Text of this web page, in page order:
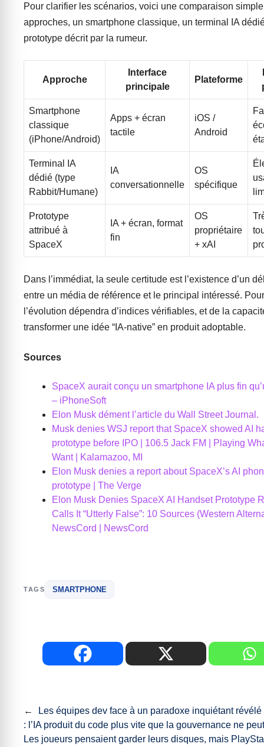
Pour clarifier les scénarios, voici une comparaison
approches, un smartphone classique, un terminal IA
prototype décrit par la rumeur.
Approche
Interface
principale
Plateforme
Smartphone
classique
(iPhone/Android)
Apps + écran
tactile
iOS /
Android
Terminal IA
dédié (type
Rabbit/Humane)
IA
conversationnelle
OS
spécifique
Prototype
attribué à
SpaceX
IA + écran, format
fin
OS
propriétaire
+ xAI
Dans l’immédiat, la seule certitude est l’existence d’un
entre un média de référence et le principal intéressé.
l’évolution dépendra d’indices vérifiables, et de la
transformer une idée “IA-native” en produit adoptable.
Sources
SpaceX aurait conçu un smartphone IA plus fin
– iPhoneSoft
Elon Musk dément l’article du Wall Street Journal.
Musk denies WSJ report that SpaceX showed AI
prototype before IPO | 106.5 Jack FM | Playing
Want | Kalamazoo, MI
Elon Musk denies a report about SpaceX’s AI
prototype | The Verge
Elon Musk Denies SpaceX AI Handset Prototype
Calls It “Utterly False”: 10 Sources (Western
NewsCord | NewsCord
TAGS SMARTPHONE
←
Les équipes dev face à un paradoxe inquiétant
: l’IA produit du code plus vite que la gouvernance ne
Les joueurs pensaient garder leurs disques, mais